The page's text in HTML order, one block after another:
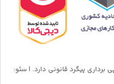
برداری پیگرد قانونی دارد. | سئو: